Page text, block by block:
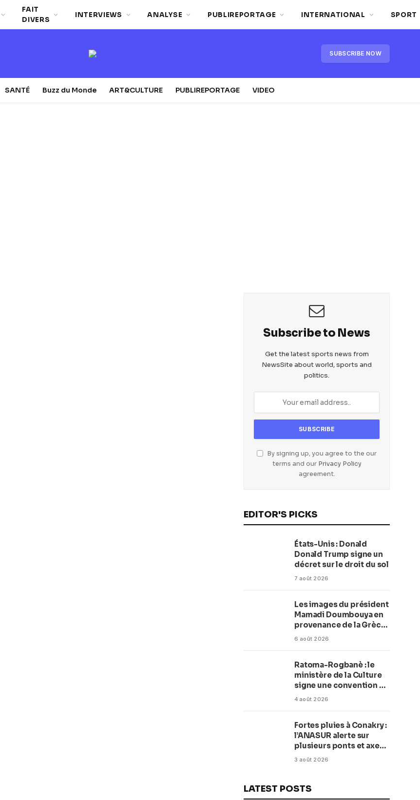
FAIT
DIVERS
INTERVIEWS ANALYSE PUBLIREPORTAGE INTERNATIONAL SPORT
SUBSCRIBE NOW
SANTÉ Buzz du Monde ART&CULTURE PUBLIREPORTAGE VIDEO
Subscribe to News
Get the latest sports news from
NewsSite about world, sports and
politics.
By signing up, you agree to the our
terms and our Privacy Policy
agreement.
EDITOR'S PICKS
États-Unis : Donald
Donald Trump signe un
décret sur le droit du sol
7 août 2026
Les images du président
Mamadi Doumbouya en
provenance de la Grèce
rassurent les Guinéens
6 août 2026
Ratoma-Rogbanè : le
ministère de la Culture
signe une convention de
42 millions de dollars
balnéaire
4 août 2026
Fortes pluies à Conakry :
l’ANASUR alerte sur
plusieurs ponts et axes
routiers
3 août 2026
LATEST POSTS